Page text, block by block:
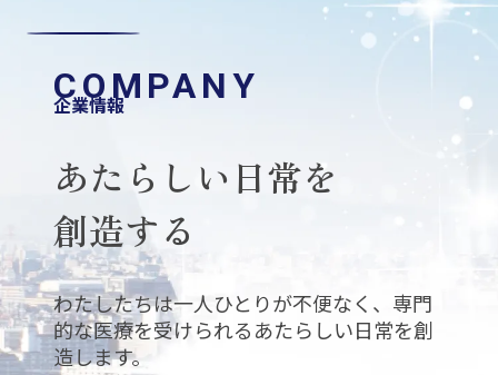
大阪府八尾市沼1-68-65 朝日プラザシティ八尾南２
番館103号
TEL:072-949-0135
COMPANY
企業情報
あたらしい日常を
創造する
わたしたちは一人ひとりが不便なく、専門
的な医療を受けられるあたらしい日常を創
造します。